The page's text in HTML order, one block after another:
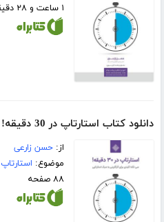
۱ ساعت و ۲۸ دقیقه
دانلود کتاب استارتاپ در 30 دقیقه!
از:حسن زارعی
موضوع: استارتاپ
۸۸ صفحه